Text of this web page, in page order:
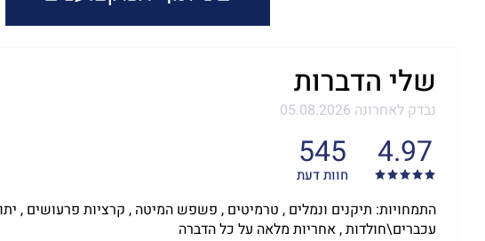
שלי הדברות
נבדק לאחרונה 05.08.2026
4.97
545
חוות דעת
התמחויות: תיקנים ונמלים , טרמיטים , פשפש המיטה , קרציות פרעושים ,
עכברים\חולדות , אחריות מלאה על כל הדברה